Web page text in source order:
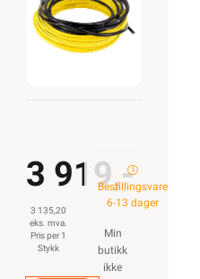
InFloor
3 919,-
3 135,20
eks. mva.
Pris per 1
Stykk
Bestillingsvare
6-13 dager
Min
butikk
ikke